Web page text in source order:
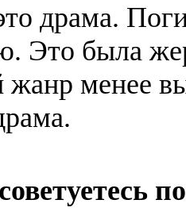
драма.
Это была
жанр менее